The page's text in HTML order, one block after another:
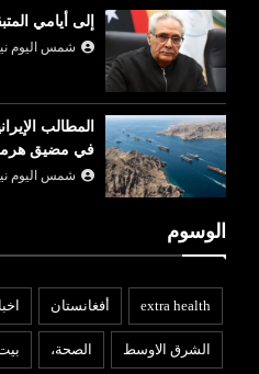
إلى أيامي
شمس اليوم نيوز
المطالب
في مضيق
شمس اليوم نيوز
الوسوم
extra health أفغانستان
الشرق الاوسط الصحة،